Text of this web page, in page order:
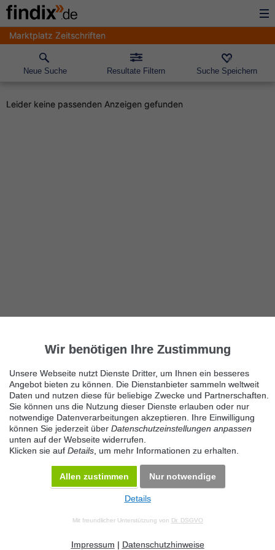
Marktplatz Zeitschriften
Neue Suche Resultate Filtern Suche Speichern
Leider keine passenden Anzeigen gefunden
Datenschutz Impressum Kontakt Datenschutz anpassen Desktop Version
Wir benötigen Ihre Zustimmung
Unsere Webseite nutzt Dienste Dritter, um Ihnen ein besseres
Angebot bieten zu können. Die Dienstanbieter sammeln weltweit
Daten und nutzen diese für beliebige Zwecke und Partnerschaften.
Sie können uns die Nutzung dieser Dienste erlauben oder nur
notwendige Datenverarbeitungen akzeptieren. Ihre Einwilligung
können Sie jederzeit über Datenschutzeinstellungen anpassen
unten auf der Webseite widerrufen.
Klicken sie auf Details , um mehr Informationen zu erhalten.
Allen zustimmen Nur notwendige
Details
Mit freundlicher Unterstützung von Dr. DSGVO
Impressum | Datenschutzhinweise